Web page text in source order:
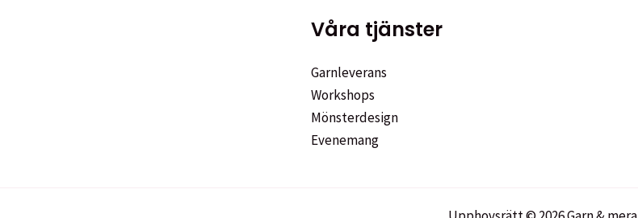
Våra tjänster
Garnleverans
Workshops
Mönsterdesign
Evenemang